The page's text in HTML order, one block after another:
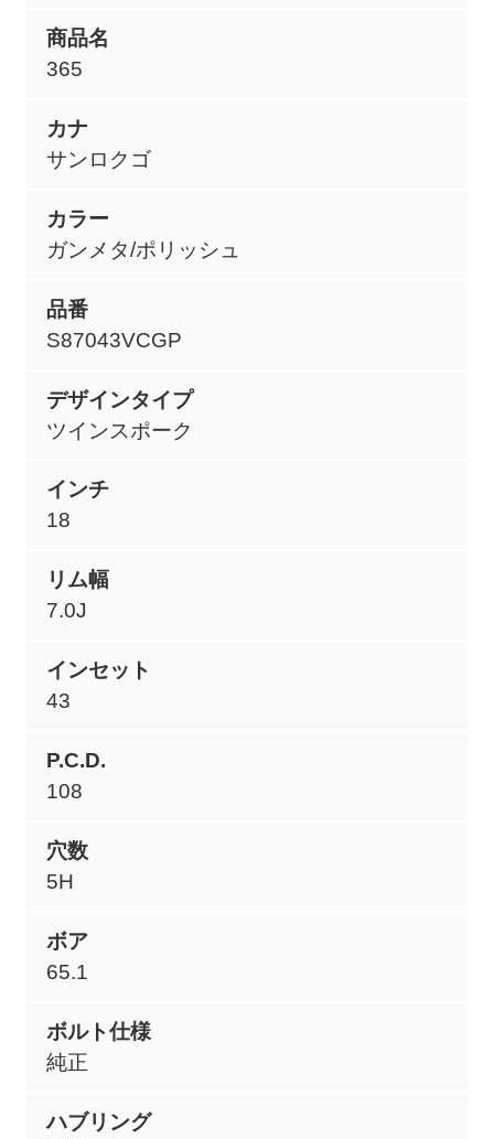
商品名
365
カナ
サンロクゴ
カラー
ガンメタ/ポリッシュ
品番
S87043VCGP
デザインタイプ
ツインスポーク
インチ
18
リム幅
7.0J
インセット
43
P.C.D.
108
穴数
5H
ボア
65.1
ボルト仕様
純正
ハブリング